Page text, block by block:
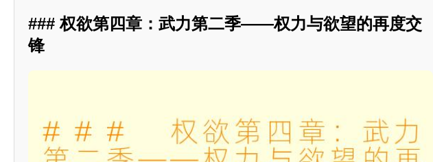
### 权欲第四章：武力第二季——权力与欲望的再度交
锋